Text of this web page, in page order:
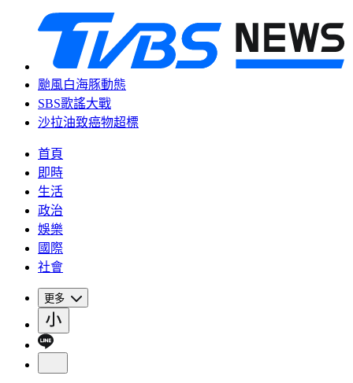
颱風白海豚動態
SBS歌謠大戰
沙拉油致癌物超標
首頁
即時
生活
政治
娛樂
國際
社會
更多